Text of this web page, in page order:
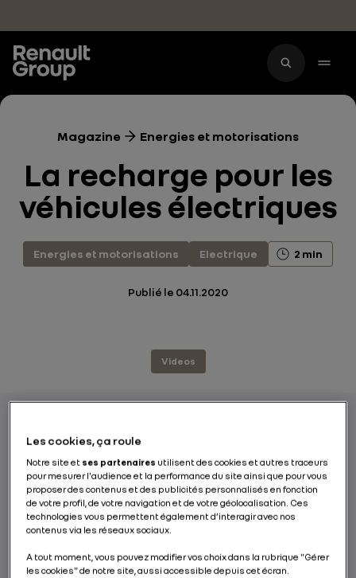
Magazine Energies et motorisations
La recharge pour les
véhicules électriques
Energies et motorisations Electrique 2 min
Publié le 04.11.2020
Videos
Si vous voyez passer AC et DC dans le
monde des voitures électriques il y a plus de
chances que l’on parle de courant alternatif
(alternative current) et de courant continu
(direct current) que du groupe de hard rock,
même si on n’est jamais à l’abri. Ici en tous
les cas il s’agit bien de courant électrique et
Les cookies, ça roule
Notre site et ses partenaires utilisent des cookies et autres traceurs
pour mesurer l'audience et la performance du site ainsi que pour vous
proposer des contenus et des publicités personnalisés en fonction
de votre profil, de votre navigation et de votre géolocalisation. Ces
technologies vous permettent également d’interagir avec nos
contenus via les réseaux sociaux.
A tout moment, vous pouvez modifier vos choix dans la rubrique "Gérer
les cookies" de notre site, aussi accessible depuis cet écran.